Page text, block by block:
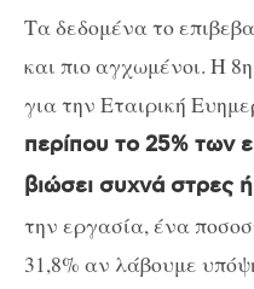
Τα δεδομένα το
και πιο αγχωμένοι. Η
για την Εταιρική
περίπου το 25% των
βιώσει συχνά στρες
την εργασία, ένα
31,8% αν λάβουμε